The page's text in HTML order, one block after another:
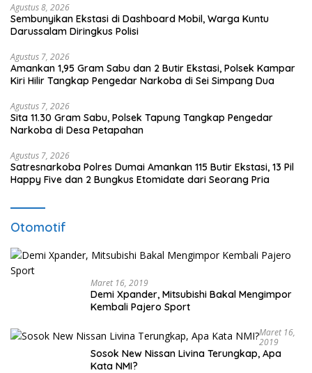
Agustus 8, 2026
Sembunyikan Ekstasi di Dashboard Mobil, Warga Kuntu
Darussalam Diringkus Polisi
Agustus 7, 2026
Amankan 1,95 Gram Sabu dan 2 Butir Ekstasi, Polsek Kampar
Kiri Hilir Tangkap Pengedar Narkoba di Sei Simpang Dua
Agustus 7, 2026
Sita 11.30 Gram Sabu, Polsek Tapung Tangkap Pengedar
Narkoba di Desa Petapahan
Agustus 7, 2026
Satresnarkoba Polres Dumai Amankan 115 Butir Ekstasi, 13 Pil
Happy Five dan 2 Bungkus Etomidate dari Seorang Pria
Otomotif
Maret 16, 2019
Demi Xpander, Mitsubishi Bakal Mengimpor
Kembali Pajero Sport
Maret 16,
2019
Sosok New Nissan Livina Terungkap, Apa
Kata NMI?